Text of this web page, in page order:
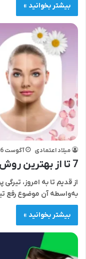
بیشتر بخوانید »
میلاد اعتمادی آگوست 6, 2025
7 تا از بهترین روش های رفع تیرگی پوست
از قدیم تا به امروز،
به‌واسطه آن موضوع رفع
بیشتر بخوانید »